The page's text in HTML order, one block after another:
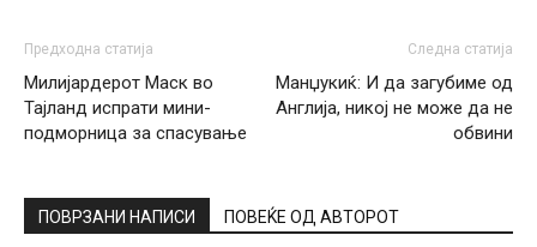
Предходна статија
Милијардерот Маск во
Тајланд испрати мини-
подморница за спасување
Следна статија
Манџукиќ: И да загубиме од
Англија, никој не може да не
обвини
ПОВРЗАНИ НАПИСИ ПОВЕЌЕ ОД АВТОРОТ